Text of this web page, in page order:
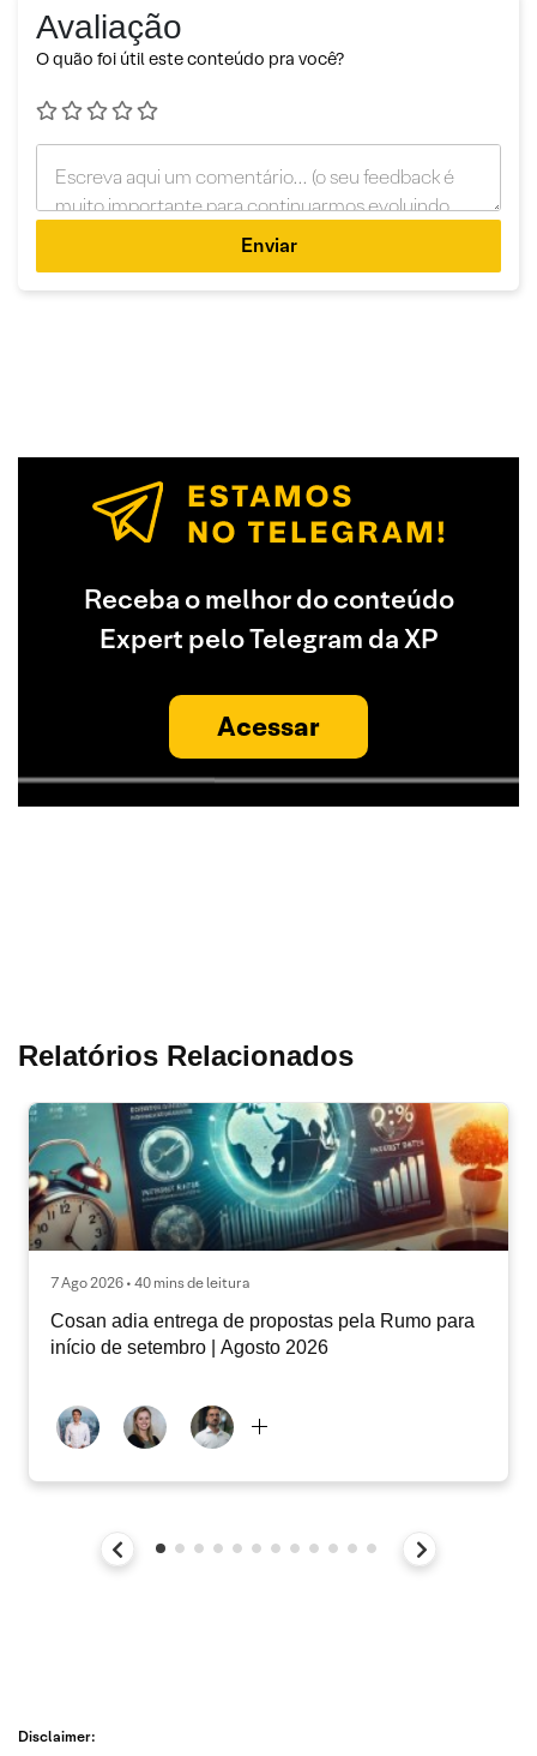
Avaliação
O quão foi útil este conteúdo pra você?
Enviar
Receba o melhor do conteúdo
Expert pelo Telegram da XP
Acessar
Relatórios Relacionados
7 Ago 2026 • 40 mins de leitura
Cosan adia entrega de propostas pela Rumo para
início de setembro | Agosto 2026
Disclaimer: